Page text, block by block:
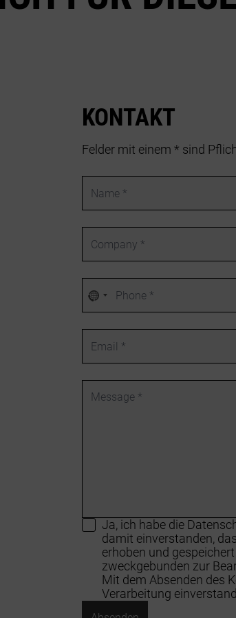
KONTAKT
Felder mit einem * sind
Kein
Land
ausgewählt
Ja, ich habe die
damit einverstanden,
erhoben und
zweckgebunden zur
Mit dem Absenden des
Verarbeitung